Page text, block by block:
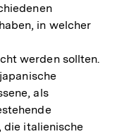
in welcher
werden sollten.
als
die italienische